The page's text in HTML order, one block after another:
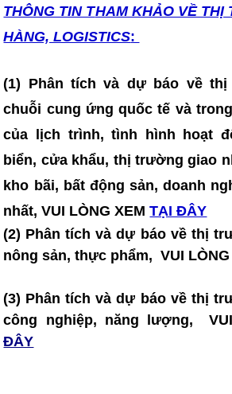
THÔNG TIN THAM KHẢO VỀ THỊ
HÀNG, LOGISTICS:
(1) Phân tích và dự báo về
chuỗi cung ứng quốc tế và
của lịch trình, tình hình hoạt
biển, cửa khẩu, thị trường giao
kho bãi, bất động sản, doanh
nhất, VUI LÒNG XEM TẠI ĐÂY
(2) Phân tích và dự báo về thị
nông sản, thực phẩm, VUI
(3) Phân tích và dự báo về thị
công nghiệp, năng lượng, VUI
ĐÂY